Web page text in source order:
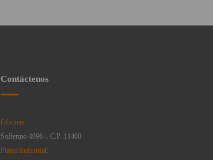
Contáctenos
Oficinas:
Solferino 4096 – C.P. 11400
Planta Industrial: